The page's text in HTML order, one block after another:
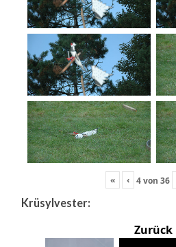
« ‹ 4von36
Krüsylvester:
Zurück